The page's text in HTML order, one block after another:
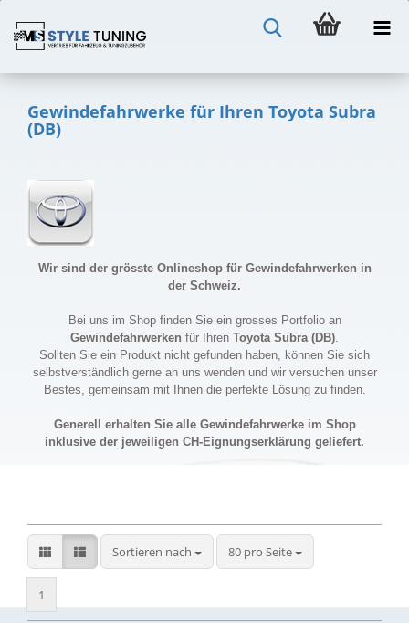
Gewindefahrwerke für Ihren Toyota Subra
(DB)
Wir sind der grösste Onlineshop für Gewindefahrwerken in
der Schweiz.
Bei uns im Shop finden Sie ein grosses Portfolio an
Gewindefahrwerken für Ihren Toyota Subra (DB).
Sollten Sie ein Produkt nicht gefunden haben, können Sie sich
selbstverständlich gerne an uns wenden und wir versuchen unser
Bestes, gemeinsam mit Ihnen die perfekte Lösung zu finden.
Generell erhalten Sie alle Gewindefahrwerke im Shop
inklusive der jeweiligen CH-Eignungserklärung geliefert.
Sortieren nach
Sortieren nach 80 pro Seite
pro Seite
1